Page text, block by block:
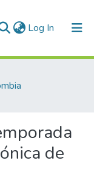
Log In (current)
de